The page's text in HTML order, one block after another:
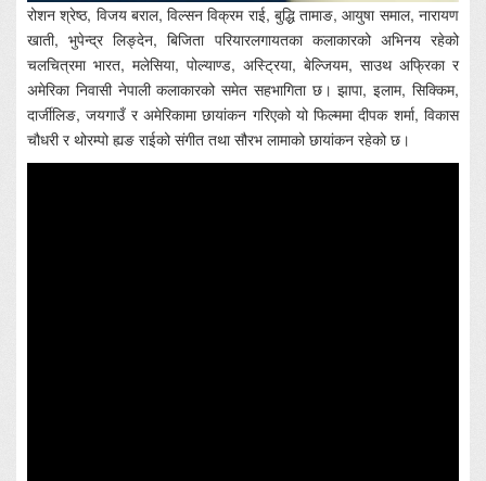
रोशन श्रेष्ठ, विजय बराल, विल्सन विक्रम राई, बुद्धि तामाङ, आयुषा समाल, नारायण
खाती, भुपेन्द्र लिङ्देन, बिजिता परियारलगायतका कलाकारको अभिनय रहेको
चलचित्रमा भारत, मलेसिया, पोल्याण्ड, अस्ट्रिया, बेल्जियम, साउथ अफ्रिका र
अमेरिका निवासी नेपाली कलाकारको समेत सहभागिता छ। झापा, इलाम, सिक्किम,
दार्जीलिङ, जयगाउँ र अमेरिकामा छायांकन गरिएको यो फिल्ममा दीपक शर्मा, विकास
चौधरी र थोरम्पो ह्यङ राईको संगीत तथा सौरभ लामाको छायांकन रहेको छ।